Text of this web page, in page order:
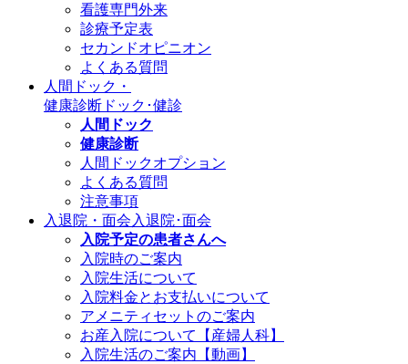
看護専門外来
診療予定表
セカンドオピニオン
よくある質問
人間ドック・
健康診断 ドック･健診
人間ドック
健康診断
人間ドックオプション
よくある質問
注意事項
入退院・面会 入退院･面会
入院予定の患者さんへ
入院時のご案内
入院生活について
入院料金とお支払いについて
アメニティセットのご案内
お産入院について【産婦人科】
入院生活のご案内【動画】